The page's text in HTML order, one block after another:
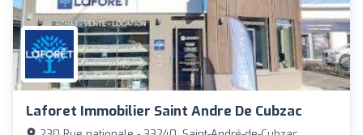
Laforet Immobilier Saint Andre De Cubzac